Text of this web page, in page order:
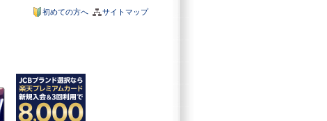
サイトマップ
初めての方へ